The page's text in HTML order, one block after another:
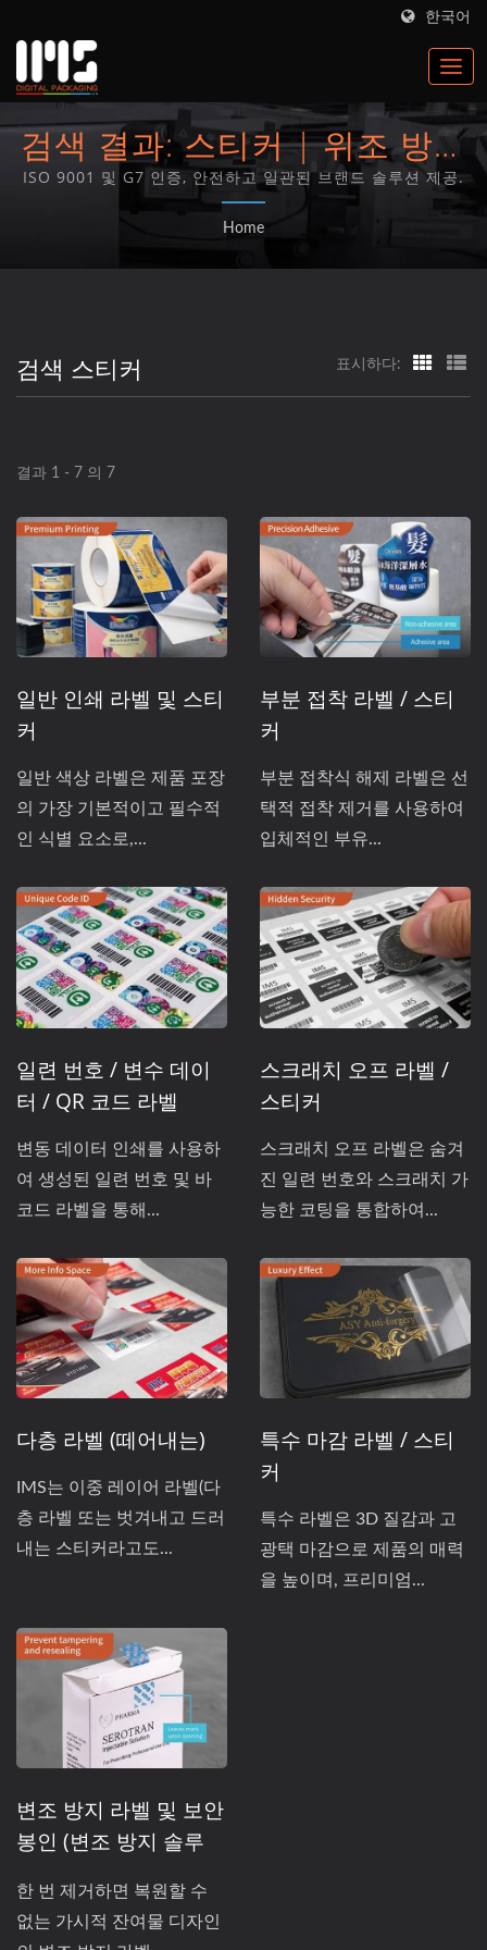
한국어
검색 결과: 스티커 | 위조 방지
스티커 및 보안 인쇄 솔루션 |
IMS 태그
ISO 9001 및 G7 인증, 안전하고 일관된 브랜드 솔루션 제공.
Home
검색 스티커 표시하다:
결과 1 - 7 의 7
일반 인쇄 라벨 및 스티
커
일반 색상 라벨은 제품 포장
의 가장 기본적이고 필수적
인 식별 요소로,...
부분 접착 라벨 / 스티
커
부분 접착식 해제 라벨은 선
택적 접착 제거를 사용하여
입체적인 부유...
일련 번호 / 변수 데이
터 / QR 코드 라벨
변동 데이터 인쇄를 사용하
여 생성된 일련 번호 및 바
코드 라벨을 통해...
스크래치 오프 라벨 /
스티커
스크래치 오프 라벨은 숨겨
진 일련 번호와 스크래치 가
능한 코팅을 통합하여...
다층 라벨 (떼어내는)
IMS는 이중 레이어 라벨(다
층 라벨 또는 벗겨내고 드러
내는 스티커라고도...
특수 마감 라벨 / 스티
커
특수 라벨은 3D 질감과 고
광택 마감으로 제품의 매력
을 높이며, 프리미엄...
변조 방지 라벨 및 보안
봉인 (변조 방지 솔루
한 번 제거하면 복원할 수
없는 가시적 잔여물 디자인